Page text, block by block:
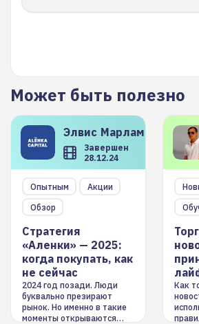
Может быть полезно
Элвис Марламов
Завершен
28.12.24
Опытным
Акции
Обзор
Стратегия
«Аленки» — 2025:
когда покупать, как
не сейчас
2024 год позади. Люди
буквально презирают
рынок. Но именно в такие
моменты открываются
Как